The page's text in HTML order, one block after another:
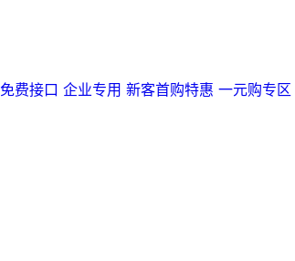
免费接口 企业专用 新客首购特惠 一元购专区